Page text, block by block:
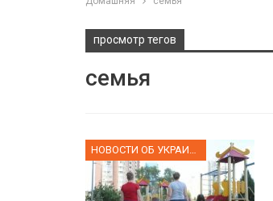
просмотр тегов
семья